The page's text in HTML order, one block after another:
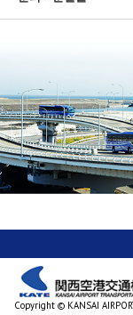
Copyright © KANSAI